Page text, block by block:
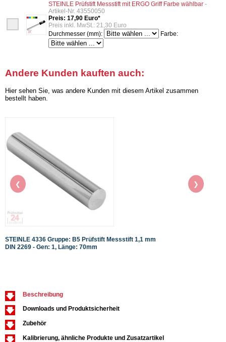
STEINLE Prüfstift Messstift mit ERGO Griff Farbe wählbar -
Artikel-Nr. 43550050
Preis: 17,90 Euro*
Preis inkl. MwSt.: 21,30 Euro
Durchmesser (mm):
Farbe:
Andere Kunden kauften auch:
Hier sehen Sie, was andere Kunden mit diesem Artikel zusammen
bestellt haben.
STEINLE 4336 Gruppe: B5 Prüfstift Messstift 1,1 mm
DIN 2269 - Gen: 1, Länge: 70mm
❮ ❯
Beschreibung
Downloads und Produktsicherheit
Zubehör
Kalibrierung, ähnliche Produkte und Zusatzartikel